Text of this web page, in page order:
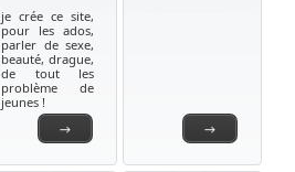
→
je crée ce site,
pour les ados,
parler de sexe,
beauté, drague,
de tout les
problème de
jeunes !
→